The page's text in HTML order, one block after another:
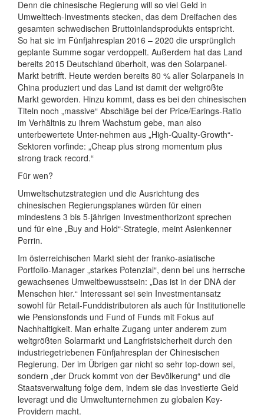
Denn die chinesische Regierung will so viel Geld in
Umwelttech-Investments stecken, das dem Dreifachen des
gesamten schwedischen Bruttoinlandsprodukts entspricht.
So hat sie im Fünfjahresplan 2016 – 2020 die ursprünglich
geplante Summe sogar verdoppelt. Außerdem hat das Land
bereits 2015 Deutschland überholt, was den Solarpanel-
Markt betrifft. Heute werden bereits 80 % aller Solarpanels in
China produziert und das Land ist damit der weltgrößte
Markt geworden. Hinzu kommt, dass es bei den chinesischen
Titeln noch „massive“ Abschläge bei der Price/Earings-Ratio
im Verhältnis zu ihrem Wachstum gebe, man also
unterbewertete Unter-nehmen aus „High-Quality-Growth“-
Sektoren vorfinde: „Cheap plus strong momentum plus
strong track record.“
Für wen?
Umweltschutzstrategien und die Ausrichtung des
chinesischen Regierungsplanes würden für einen
mindestens 3 bis 5-jährigen Investmenthorizont sprechen
und für eine „Buy and Hold“-Strategie, meint Asienkenner
Perrin.
Im österreichischen Markt sieht der franko-asiatische
Portfolio-Manager „starkes Potenzial“, denn bei uns herrsche
gewachsenes Umweltbewusstsein: „Das ist in der DNA der
Menschen hier.“ Interessant sei sein Investmentansatz
sowohl für Retail-Funddistributoren als auch für Institutionelle
wie Pensionsfonds und Fund of Funds mit Fokus auf
Nachhaltigkeit. Man erhalte Zugang unter anderem zum
weltgrößten Solarmarkt und Langfristsicherheit durch den
industriegetriebenen Fünfjahresplan der Chinesischen
Regierung. Der im Übrigen gar nicht so sehr top-down sei,
sondern „der Druck kommt von der Bevölkerung“ und die
Staatsverwaltung folge dem, indem sie das investierte Geld
leveragt und die Umweltunternehmen zu globalen Key-
Providern macht.